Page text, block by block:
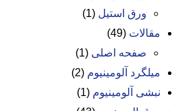
ورق استیل (1)
مقالات (49)
صفحه اصلی (1)
میلگرد آلومینیوم (2)
نبشی آلومینیوم (1)